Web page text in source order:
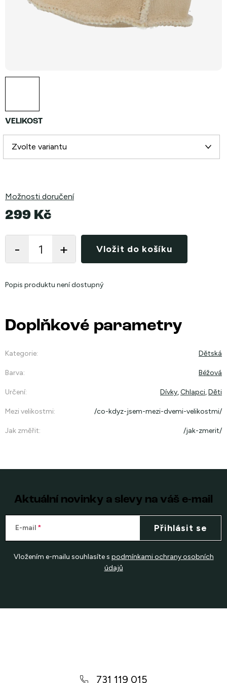
VELIKOST
Možnosti doručení
299 Kč
cena:
Vložit do košíku
Popis produktu není dostupný
Doplňkové parametry
Kategorie: Dětská
Barva: Béžová
Určení: Dívky,Chlapci,Děti
Mezi velikostmi: /co-kdyz-jsem-mezi-dvemi-velikostmi/
Jak změřit: /jak-zmerit/
Aktuální novinky a slevy na váš e-mail
E-mail
Vložením e-mailu souhlasíte s podmínkami ochrany osobních
údajů
Přihlásit se
731 119 015